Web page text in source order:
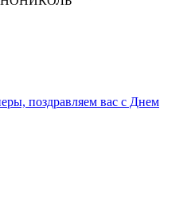
поздравляем вас с Днем